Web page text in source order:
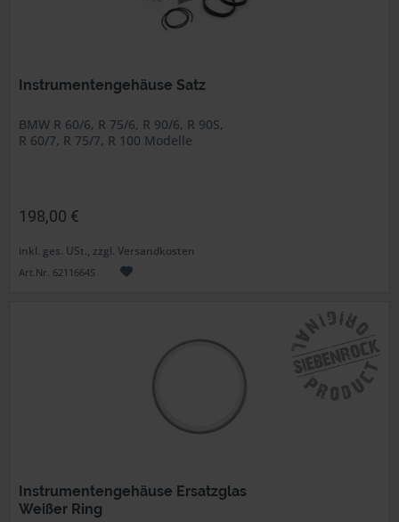
Instrumentengehäuse Satz
BMW R 60/6, R 75/6, R 90/6, R 90S,
R 60/7, R 75/7, R 100 Modelle
198,00 €
inkl. ges. USt., zzgl. Versandkosten
Art.Nr. 6211664S
Instrumentengehäuse Ersatzglas
Weißer Ring